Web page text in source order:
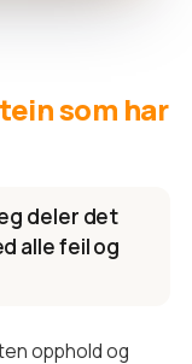
som har
deler det
alle feil og
opphold og